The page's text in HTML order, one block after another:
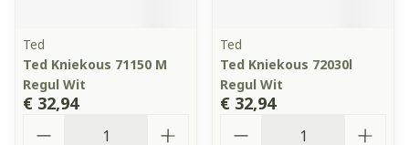
Ted
Ted Kniekous 71150 M
Regul Wit
€ 32,94
Ted
Ted Kniekous 72030l
Regul Wit
€ 32,94